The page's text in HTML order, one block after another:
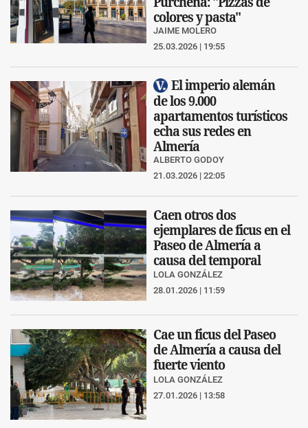
colores y pasta"
JAIME MOLERO
25.03.2026 | 19:55
El imperio alemán
de los 9.000
apartamentos turísticos
echa sus redes en
Almería
ALBERTO GODOY
21.03.2026 | 22:05
Caen otros dos
ejemplares de ficus en el
Paseo de Almería a
causa del temporal
LOLA GONZÁLEZ
28.01.2026 | 11:59
Cae un ficus del Paseo
de Almería a causa del
fuerte viento
LOLA GONZÁLEZ
27.01.2026 | 13:58